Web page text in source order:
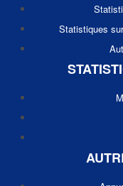
Statistiques